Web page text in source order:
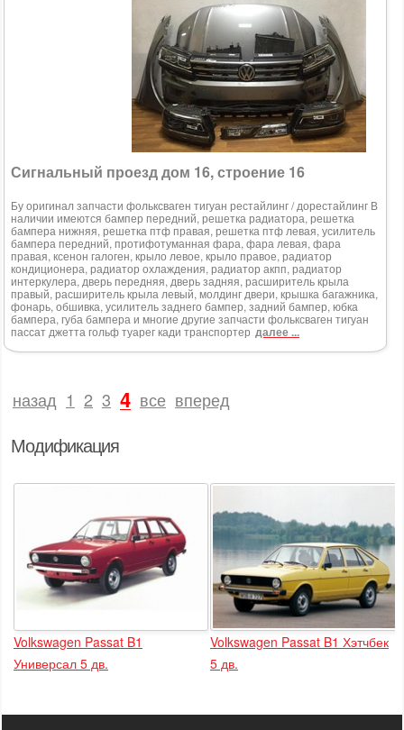
Модификация
Volkswagen Passat B1
Универсал 5 дв.
Volkswagen Passat B1 Хэтчбек
5 дв.
Сигнальный проезд дом 16, строение 16
Бу оригинал запчасти фольксваген тигуан рестайлинг / дорестайлинг В
наличии имеются бампер передний, решетка радиатора, решетка
бампера нижняя, решетка птф правая, решетка птф левая, усилитель
бампера передний, протифотуманная фара, фара левая, фара
правая, ксенон галоген, крыло левое, крыло правое, радиатор
кондиционера, радиатор охлаждения, радиатор акпп, радиатор
интеркулера, дверь передняя, дверь задняя, расширитель крыла
правый, расширитель крыла левый, молдинг двери, крышка багажника,
фонарь, обшивка, усилитель заднего бампер, задний бампер, юбка
бампера, губа бампера и многие другие запчасти фольксваген тигуан
пассат джетта гольф туарег кади транспортер далее ...
назад 1 2 3 4 все вперед